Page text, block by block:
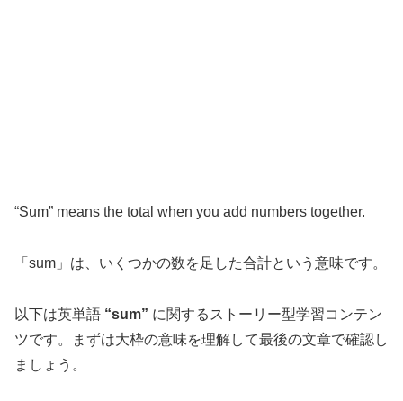
“Sum” means the total when you add numbers together.
「sum」は、いくつかの数を足した合計という意味です。
以下は英単語 “sum” に関するストーリー型学習コンテン
ツです。まずは大枠の意味を理解して最後の文章で確認し
ましょう。